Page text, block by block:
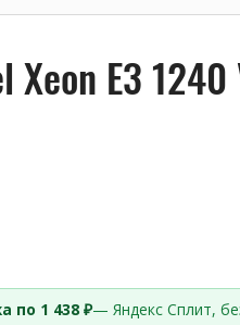
E3 1240
по 1 438 ₽— Яндекс Сплит,